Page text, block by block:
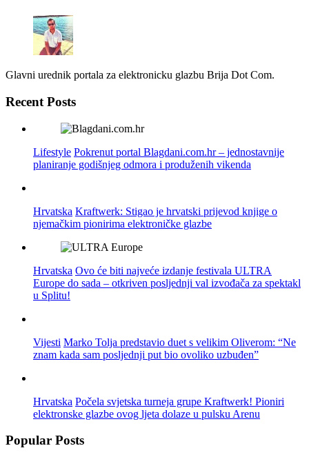
Glavni urednik portala za elektronicku glazbu Brija Dot Com.
Recent Posts
Lifestyle Pokrenut portal Blagdani.com.hr – jednostavnije
planiranje godišnjeg odmora i produženih vikenda
Hrvatska Kraftwerk: Stigao je hrvatski prijevod knjige o
njemačkim pionirima elektroničke glazbe
Hrvatska Ovo će biti najveće izdanje festivala ULTRA
Europe do sada – otkriven posljednji val izvođača za spektakl
u Splitu!
Vijesti Marko Tolja predstavio duet s velikim Oliverom: “Ne
znam kada sam posljednji put bio ovoliko uzbuđen”
Hrvatska Počela svjetska turneja grupe Kraftwerk! Pioniri
elektronske glazbe ovog ljeta dolaze u pulsku Arenu
Popular Posts